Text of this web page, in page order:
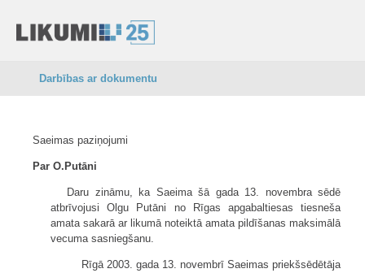
Darbības ar dokumentu
Saeimas paziņojumi
Par O.Putāni
Daru zināmu, ka Saeima šā gada 13. novembra sēdē
atbrīvojusi Olgu Putāni no Rīgas apgabaltiesas tiesneša
amata sakarā ar likumā noteiktā amata pildīšanas maksimālā
vecuma sasniegšanu.
Rīgā 2003. gada 13. novembrī Saeimas priekšsēdētāja